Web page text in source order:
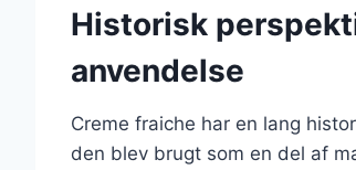
Historisk
anvendelse
Creme fraiche har en lang
den blev brugt som en del af